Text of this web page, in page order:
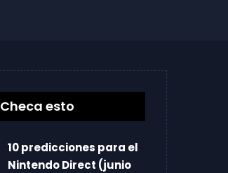
Checa esto
10 predicciones para el
Nintendo Direct (junio